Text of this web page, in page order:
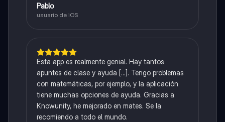
Pablo
usuario de iOS
Esta app es realmente genial. Hay tantos
apuntes de clase y ayuda [...]. Tengo problemas
con matemáticas, por ejemplo, y la aplicación
tiene muchas opciones de ayuda. Gracias a
Knowunity, he mejorado en mates. Se la
recomiendo a todo el mundo.